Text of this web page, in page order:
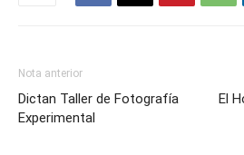
Nota anterior
Dictan Taller de Fotografía
Experimental
El